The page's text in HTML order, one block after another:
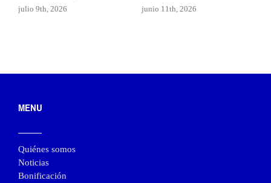
julio 9th, 2026 junio 11th, 2026
MENU
Quiénes somos
Noticias
Bonificación